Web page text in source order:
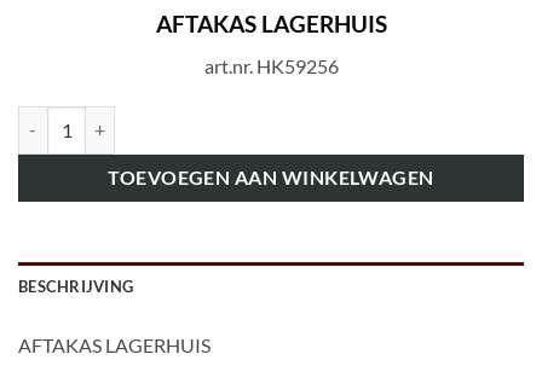
AFTAKAS LAGERHUIS
art.nr. HK59256
TOEVOEGEN AAN WINKELWAGEN
BESCHRIJVING
AFTAKAS LAGERHUIS